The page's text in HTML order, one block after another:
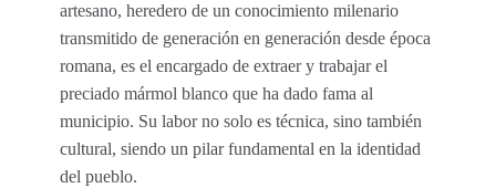
artesano, heredero de un conocimiento milenario
transmitido de generación en generación desde época
romana, es el encargado de extraer y trabajar el
preciado mármol blanco que ha dado fama al
municipio. Su labor no solo es técnica, sino también
cultural, siendo un pilar fundamental en la identidad
del pueblo.